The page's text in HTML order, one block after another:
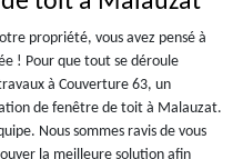
propriété, vous avez pensé à
! Pour que tout se déroule
à Couverture 63, un
de fenêtre de toit à Malauzat.
Nous sommes ravis de vous
la meilleure solution afin